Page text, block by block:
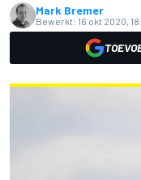
Mark Bremer
Bewerkt: 16 okt 2020,